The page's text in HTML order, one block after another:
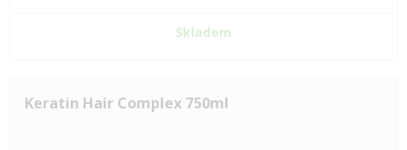
Skladem
Keratin Hair Complex 750ml